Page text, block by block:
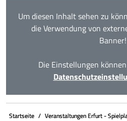
Um diesen Inhalt sehen zu
die Verwendung von
Banner!
Die Einstellungen
Startseite Veranstaltungen Erfurt -